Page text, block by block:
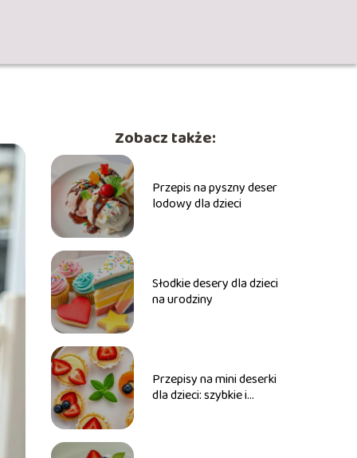
Zobacz także:
Przepis na pyszny deser
lodowy dla dzieci
Słodkie desery dla dzieci
na urodziny
Przepisy na mini deserki
dla dzieci: szybkie i